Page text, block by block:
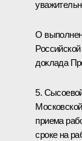
О
доклада
5.
приема
сроке на